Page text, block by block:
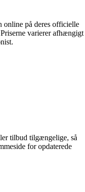
på deres officielle
varierer afhængigt
tilbud tilgængelige, så
for opdaterede